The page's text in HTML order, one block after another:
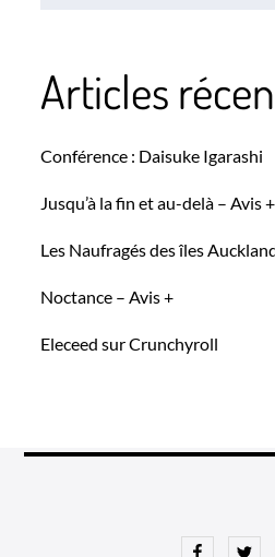
Articles
Conférence : Daisuke Igarashi
Jusqu’à la fin et au-delà – Avis +
Les Naufragés des îles
Noctance – Avis +
Eleceed sur Crunchyroll
Facebook